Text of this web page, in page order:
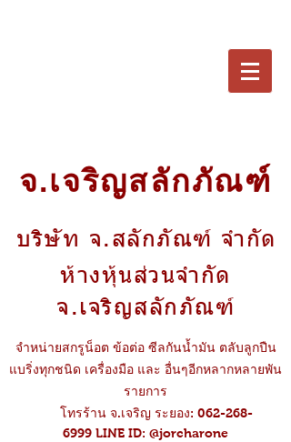
จ.เจริญสลักภัณฑ์
บริษัท จ.สลักภัณฑ์ จำกัด
ห้างหุ้นส่วนจำกัด
จ.เจริญสลักภัณฑ์
จำหน่ายสกรูน็อต ข้อต่อ ซีลกันน้ำมัน ตลับลูกปืน
แบริ่งทุกชนิด เครื่องมือ และ อื่นๆอีกหลากหลายพัน
รายการ
โทรร้าน จ.เจริญ ระยอง: 062-268-
6999 LINE ID: @jorcharone